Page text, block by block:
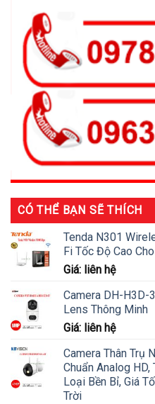
CÓ THỂ BẠN SẼ THÍCH
Tenda N301
Fi Tốc Độ Cao
Giá: liên hệ
Camera DH-H3D-
Lens Thông Minh
Giá: liên hệ
Camera Thân Trụ
Chuẩn Analog
Loại Bền Bỉ, Giá
Trời